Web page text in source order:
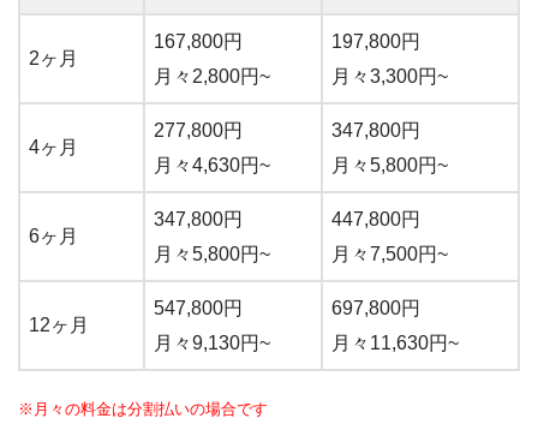
2ヶ月
167,800円
月々2,800円~
197,800円
月々3,300円~
4ヶ月
277,800円
月々4,630円~
347,800円
月々5,800円~
6ヶ月
347,800円
月々5,800円~
447,800円
月々7,500円~
12ヶ月
547,800円
月々9,130円~
697,800円
月々11,630円~
※月々の料金は分割払いの場合です